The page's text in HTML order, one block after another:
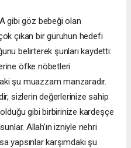
gibi göz bebeği olan
çıkan bir güruhun hedefi
belirterek şunları kaydetti:
öfke nöbetleri
şu muazzam manzaradır.
sizlerin değerlerinize sahip
gibi birbirinize kardeşçe
Allah'ın izniyle nehri
yapsınlar karşımdaki şu